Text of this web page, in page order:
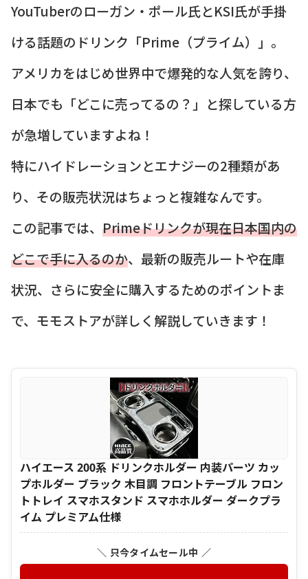
YouTuberのローガン・ポール氏とKSI氏が手掛
ける話題のドリンク「Prime（プライム）」。
アメリカをはじめ世界中で爆発的な人気を誇り、
日本でも「どこに売ってるの？」と探している方
が急増していますよね！
特にハイドレーションとエナジーの2種類があ
り、その販売状況はちょっと複雑なんです。
この記事では、 Primeドリンクが現在日本国内の
どこで手に入るのか、最新の販売ルートや在庫
状況、さらに安全に購入するためのポイントま
で、モモストアが詳しく解説していきます！
ハイエース 200系 ドリンクホルダー 内装パーツ カッ
プホルダー ブラック 木目調 フロントテーブル フロン
トトレイ スマホスタンド スマホホルダー ダークプラ
イム プレミアム仕様
＼ 只今タイムセール中 ／